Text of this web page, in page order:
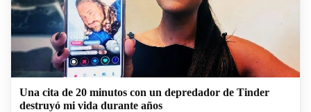
Una cita de 20 minutos con un depredador de Tinder
destruyó mi vida durante años